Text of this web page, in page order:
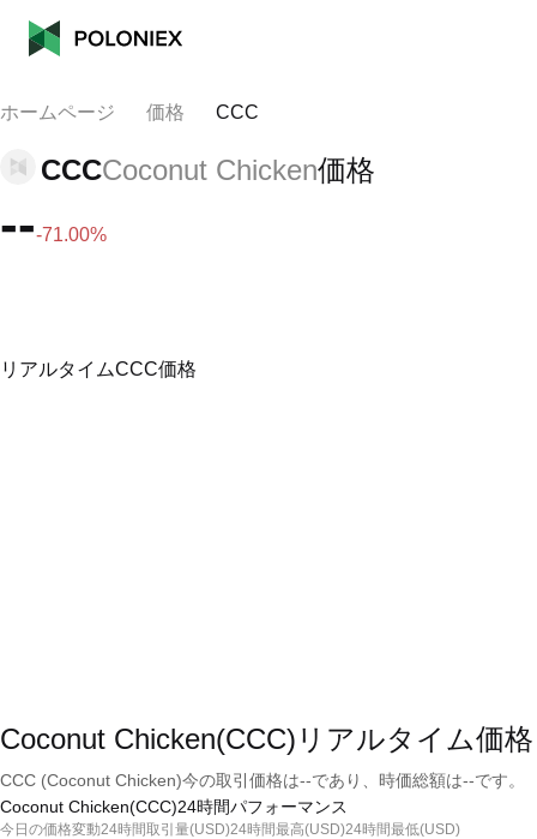
ホームページ 価格 CCC
CCCCoconut Chicken価格
---71.00%
リアルタイムCCC価格
Coconut Chicken(CCC)リアルタイム価格
CCC (Coconut Chicken)今の取引価格は--であり、時価総額は--です。
Coconut Chicken(CCC)24時間パフォーマンス
今日の価格変動24時間取引量(USD)24時間最高(USD)24時間最低(USD)